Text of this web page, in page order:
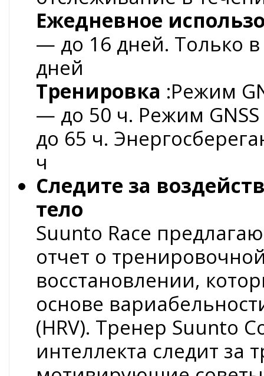
Ежедневное
— до 16 дней. Только
дней
Тренировка :Режим
— до 50 ч. Режим
до 65 ч.
ч
Следите за
тело
Suunto Race
отчет о
восстановлении,
основе
(HRV). Тренер Suunto
интеллекта следит за